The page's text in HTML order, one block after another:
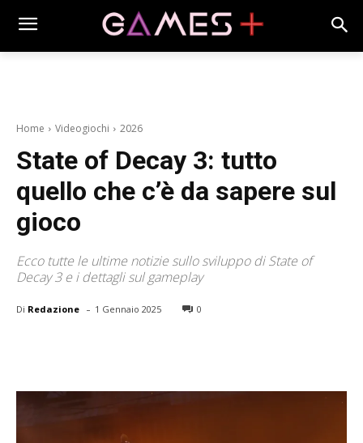
Home Videogiochi 2026
State of Decay 3: tutto
quello che c’è da sapere sul
gioco
Ecco tutte le ultime notizie sullo sviluppo di State of
Decay 3 e i dettagli sul gameplay
Di Redazione - 1 Gennaio 2025 0